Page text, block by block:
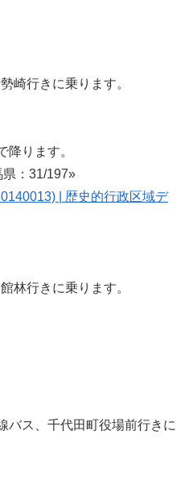
崎行きに乗ります。
降ります。
：31/197»
| 歴史的行政区域デ
林行きに乗ります。
バス、千代田町役場前行きに